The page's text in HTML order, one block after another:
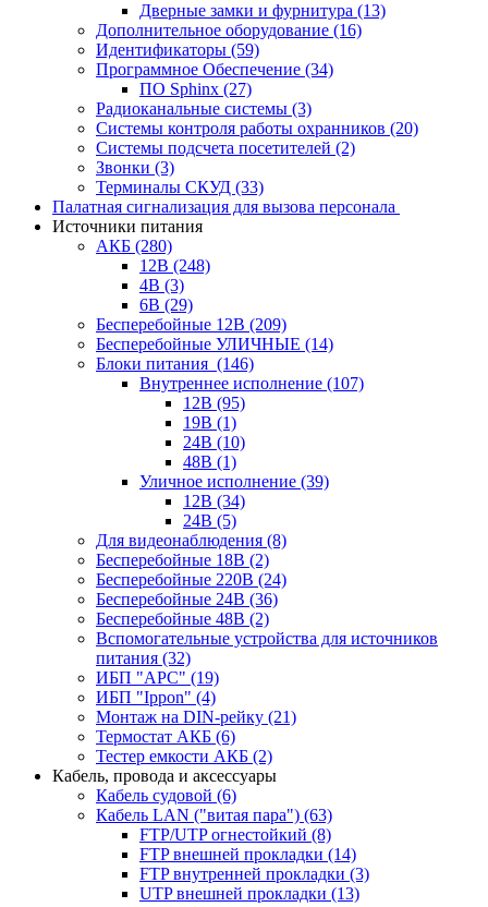
Дверные замки и фурнитура (13)
Дополнительное оборудование (16)
Идентификаторы (59)
Программное Обеспечение (34)
ПО Sphinx (27)
Радиоканальные системы (3)
Системы контроля работы охранников (20)
Системы подсчета посетителей (2)
Звонки (3)
Терминалы СКУД (33)
Палатная сигнализация для вызова персонала
Источники питания
АКБ (280)
12В (248)
4В (3)
6В (29)
Бесперебойные 12В (209)
Бесперебойные УЛИЧНЫЕ (14)
Блоки питания (146)
Внутреннее исполнение (107)
12В (95)
19В (1)
24В (10)
48В (1)
Уличное исполнение (39)
12В (34)
24В (5)
Для видеонаблюдения (8)
Бесперебойные 18В (2)
Бесперебойные 220В (24)
Бесперебойные 24В (36)
Бесперебойные 48В (2)
Вспомогательные устройства для источников
питания (32)
ИБП "APC" (19)
ИБП "Ippon" (4)
Монтаж на DIN-рейку (21)
Термостат АКБ (6)
Тестер емкости АКБ (2)
Кабель, провода и аксессуары
Кабель судовой (6)
Кабель LAN ("витая пара") (63)
FTP/UTP огнестойкий (8)
FTP внешней прокладки (14)
FTP внутренней прокладки (3)
UTP внешней прокладки (13)